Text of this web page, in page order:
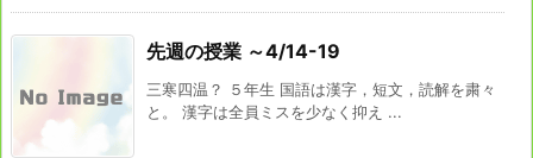
先週の授業 ～4/14-19
三寒四温？ ５年生 国語は漢字，短文，読解を粛々
と。 漢字は全員ミスを少なく抑え ...